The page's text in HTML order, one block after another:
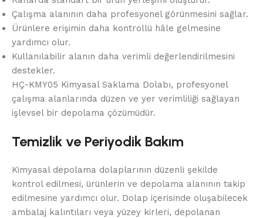
Çalışma alanının daha profesyonel görünmesini sağlar.
Ürünlere erişimin daha kontrollü hâle gelmesine
yardımcı olur.
Kullanılabilir alanın daha verimli değerlendirilmesini
destekler.
HÇ-KMY05 Kimyasal Saklama Dolabı, profesyonel
çalışma alanlarında düzen ve yer verimliliği sağlayan
işlevsel bir depolama çözümüdür.
Temizlik ve Periyodik Bakım
Kimyasal depolama dolaplarının düzenli şekilde
kontrol edilmesi, ürünlerin ve depolama alanının takip
edilmesine yardımcı olur. Dolap içerisinde oluşabilecek
ambalaj kalıntıları veya yüzey kirleri, depolanan